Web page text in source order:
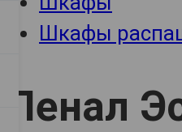
Шкафы
Пенал